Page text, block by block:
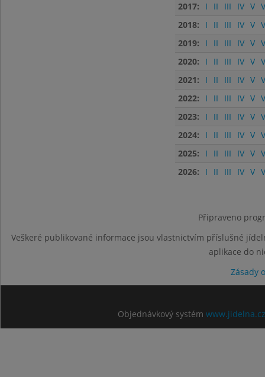
2017:
I II III IV V
2018:
I II III IV V
2019:
I II III IV V
2020:
I II III IV V
2021:
I II III IV V
2022:
I II III IV V
2023:
I II III IV V
2024:
I II III IV V
2025:
I II III IV V
2026:
I II III IV V
Připraveno
Veškeré publikované informace jsou vlastnictvím příslušné
aplikace do
Zásady
Objednávkový systém www.jidelna.cz